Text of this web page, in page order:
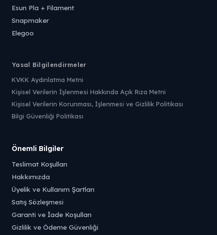
Esun Pla + Filament
Snapmaker
Elegoo
Yasal Bilgilendirmeler
KVKK Aydınlatma Metni
Kişisel Verilerin İşlenmesi Hakkında Açık Rıza Metni
Kişisel Verilerin Korunması, İşlenmesi ve Gizlilik Politikası
Bilgi Güvenliği Politikası
Önemli Bilgiler
Teslimat Koşulları
Hakkımızda
Üyelik ve Kullanım Şartları
Satış Sözleşmesi
Garanti ve İade Koşulları
Gizlilik ve Ödeme Güvenliği